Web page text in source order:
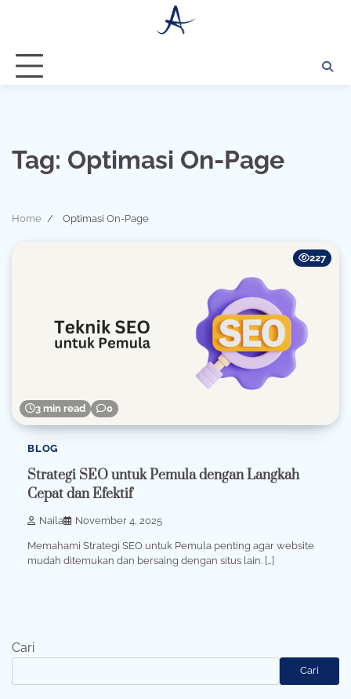
Tag: Optimasi On-Page
Home Optimasi On-Page
3 min read 0
227
BLOG
Strategi SEO untuk Pemula dengan Langkah
Cepat dan Efektif
Naila November 4, 2025
Memahami Strategi SEO untuk Pemula penting agar website
mudah ditemukan dan bersaing dengan situs lain. […]
Cari
Cari